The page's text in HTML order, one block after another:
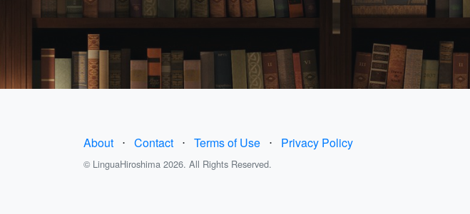
About ⋅ Contact ⋅ Terms of Use ⋅ Privacy Policy
© LinguaHiroshima 2026. All Rights Reserved.